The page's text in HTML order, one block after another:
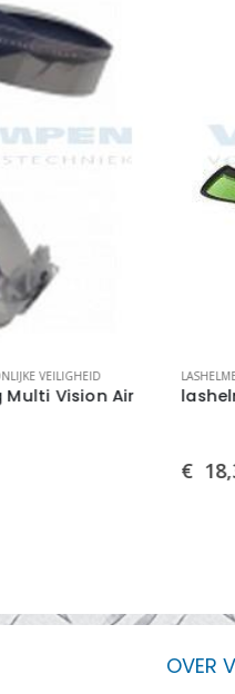
Air
LASHELMEN
lashelm
18,30 st
OVER